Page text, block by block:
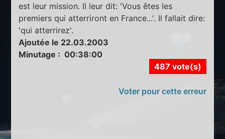
est leur mission. Il leur dit: 'Vous êtes les
premiers qui atterriront en France...'. Il fallait dire:
'qui atterrirez'.
Ajoutée le 22.03.2003
Minutage : 00:38:00
487 vote(s)
Voter pour cette erreur